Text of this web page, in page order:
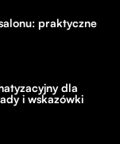
praktyczne
dla
i wskazówki